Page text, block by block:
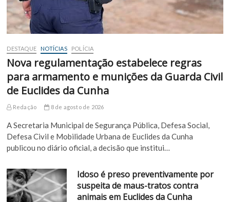
DESTAQUE NOTÍCIAS POLÍCIA
Nova regulamentação estabelece regras
para armamento e munições da Guarda Civil
de Euclides da Cunha
Redação 8 de agosto de 2026
A Secretaria Municipal de Segurança Pública, Defesa Social,
Defesa Civil e Mobilidade Urbana de Euclides da Cunha
publicou no diário oficial, a decisão que institui…
Idoso é preso preventivamente por
suspeita de maus-tratos contra
animais em Euclides da Cunha